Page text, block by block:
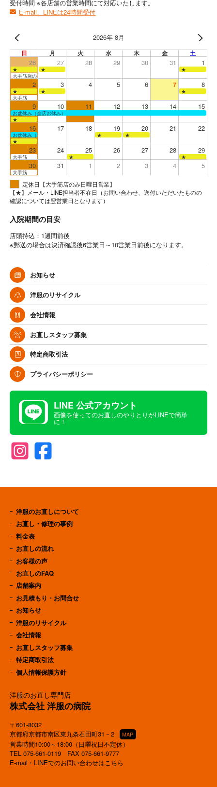
受付時間 ※各店舗の営業時間にて対応いたします。
E-mail、LINEは24時間受付
2026年 8月
日 月 火 水 木 金 土
26 27 28 29 30 31 1
★ ★
★
大手筋店のみ営業
2 3 4 5 6 7 8
★ ★
★
大手筋
9 10 11 12 13 14 15
お盆休み（全店お休み）
★
16 17 18 19 20 21 22
お盆休み（全店お休み） ★
★
★
23 24 25 26 27 28 29
大手筋 ★ ★
30 31 1 2 3 4 5
大手筋
定休日【大手筋店のみ日曜日営業】
【★】メール・LINE担当者不在日（お問い合わせ、送付いただいたものの
確認については翌営業日となります）
入院期間の目安
店頭持込：1週間前後
※郵送の場合は決済確認後6営業日～10営業日前後になります。
お知らせ
洋服のリサイクル
会社情報
お直しスタッフ募集
特定商取引法
プライバシーポリシー
LINE 公式アカウント
画像を使ってのお直しのやりとりがLINEで簡単
に！
洋服のお直し専門店
株式会社 洋服の病院
〒601-8032
京都府京都市南区東九条石田町31－2
MAP
営業時間10:00～18:00（日曜祝日不定休）
TEL 075-661-0119 FAX 075-661-9777
E-mail・LINEでのお問い合わせはこちら
洋服のお直しについて
お直し・修理の事例
料金表
お直しの流れ
お客様の声
お直しのFAQ
店舗案内
お見積もり・お問合せ
お知らせ
洋服のリサイクル
会社情報
お直しスタッフ募集
特定商取引法
個人情報保護方針